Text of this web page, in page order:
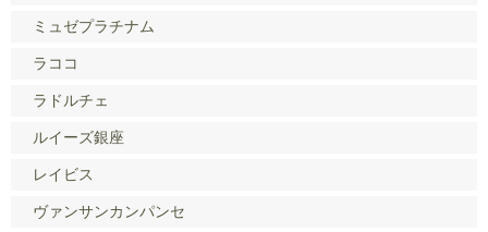
ミュゼプラチナム
ラココ
ラドルチェ
ルイーズ銀座
レイビス
ヴァンサンカンパンセ